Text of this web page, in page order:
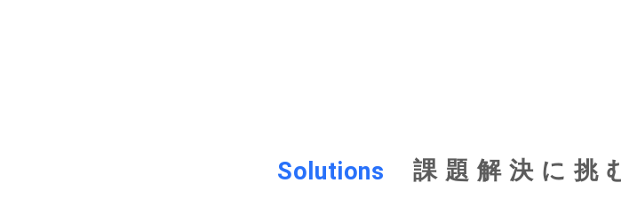
Solutions 課題解決に挑